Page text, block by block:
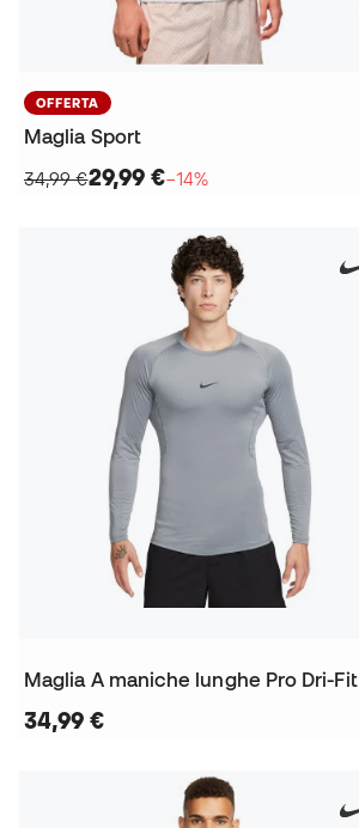
OFFERTA
Maglia Sport
34,99 €29,99 €−14%
Maglia A maniche lunghe Pro Dri-Fit
34,99 €